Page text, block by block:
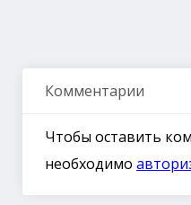
Комментарии
Чтобы оставить
необходимо